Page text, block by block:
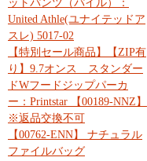
ットパンツ（パイル）：
United Athle(ユナイテッドア
スレ) 5017-02
【特別セール商品】【ZIP有
り】9.7オンス スタンダー
ドWフードジップパーカ
ー：Printstar 【00189-NNZ】
※返品交換不可
【00762-ENN】 ナチュラル
ファイルバッグ